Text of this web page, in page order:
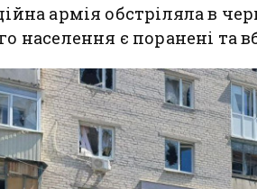
армія обстріляла в
населення є поранені та